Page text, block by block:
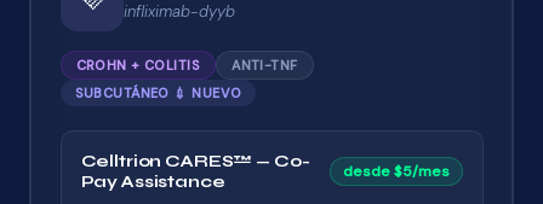
infliximab-dyyb
CROHN + COLITIS
ANTI-TNF
SUBCUTÁNEO 💉 NUEVO
Celltrion CARES™ — Co-
Pay Assistance
desde $5/mes